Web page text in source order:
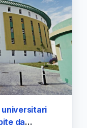
universitari
da